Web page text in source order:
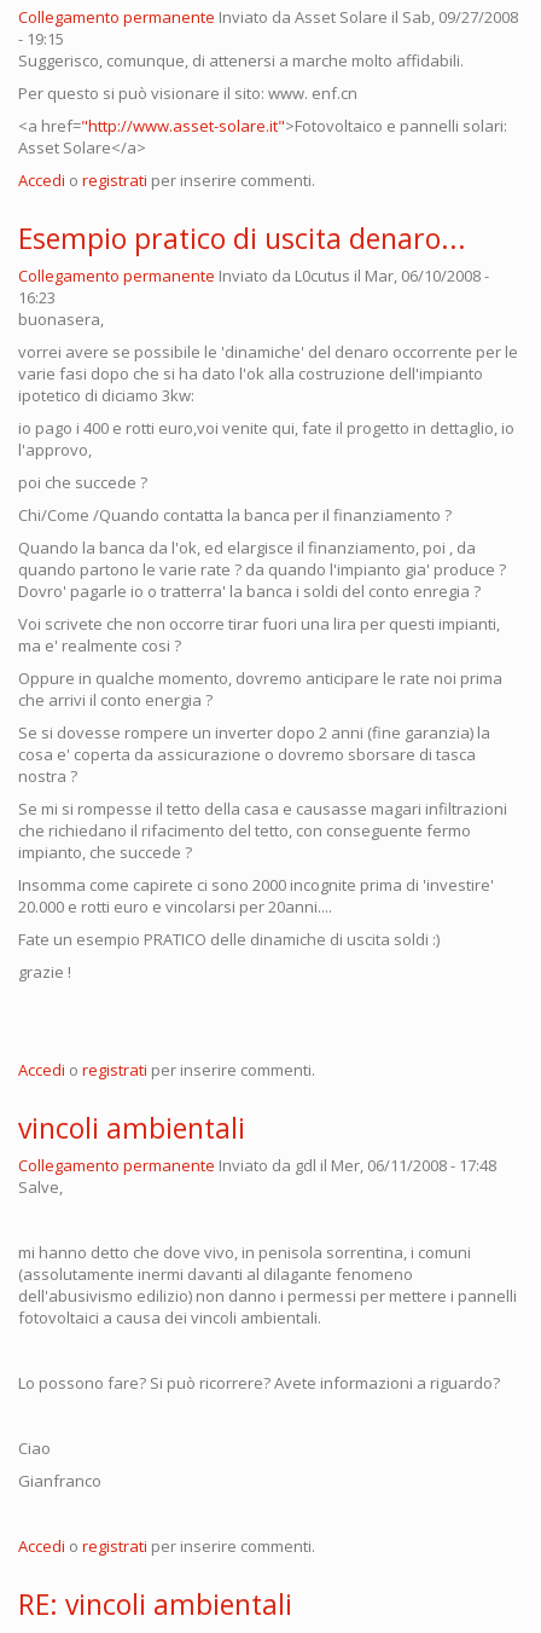
Collegamento permanente Inviato da Asset Solare il Sab, 09/27/2008
- 19:15
Suggerisco, comunque, di attenersi a marche molto affidabili.
Per questo si può visionare il sito: www. enf.cn
<a href="http://www.asset-solare.it">Fotovoltaico e pannelli solari:
Asset Solare</a>
Accedi o registrati per inserire commenti.
Esempio pratico di uscita denaro...
Collegamento permanente Inviato da L0cutus il Mar, 06/10/2008 -
16:23
buonasera,
vorrei avere se possibile le 'dinamiche' del denaro occorrente per le
varie fasi dopo che si ha dato l'ok alla costruzione dell'impianto
ipotetico di diciamo 3kw:
io pago i 400 e rotti euro,voi venite qui, fate il progetto in dettaglio, io
l'approvo,
poi che succede ?
Chi/Come /Quando contatta la banca per il finanziamento ?
Quando la banca da l'ok, ed elargisce il finanziamento, poi , da
quando partono le varie rate ? da quando l'impianto gia' produce ?
Dovro' pagarle io o tratterra' la banca i soldi del conto enregia ?
Voi scrivete che non occorre tirar fuori una lira per questi impianti,
ma e' realmente cosi ?
Oppure in qualche momento, dovremo anticipare le rate noi prima
che arrivi il conto energia ?
Se si dovesse rompere un inverter dopo 2 anni (fine garanzia) la
cosa e' coperta da assicurazione o dovremo sborsare di tasca
nostra ?
Se mi si rompesse il tetto della casa e causasse magari infiltrazioni
che richiedano il rifacimento del tetto, con conseguente fermo
impianto, che succede ?
Insomma come capirete ci sono 2000 incognite prima di 'investire'
20.000 e rotti euro e vincolarsi per 20anni....
Fate un esempio PRATICO delle dinamiche di uscita soldi :)
grazie !
Accedi o registrati per inserire commenti.
vincoli ambientali
Collegamento permanente Inviato da gdl il Mer, 06/11/2008 - 17:48
Salve,
mi hanno detto che dove vivo, in penisola sorrentina, i comuni
(assolutamente inermi davanti al dilagante fenomeno
dell'abusivismo edilizio) non danno i permessi per mettere i pannelli
fotovoltaici a causa dei vincoli ambientali.
Lo possono fare? Si può ricorrere? Avete informazioni a riguardo?
Ciao
Gianfranco
Accedi o registrati per inserire commenti.
RE: vincoli ambientali